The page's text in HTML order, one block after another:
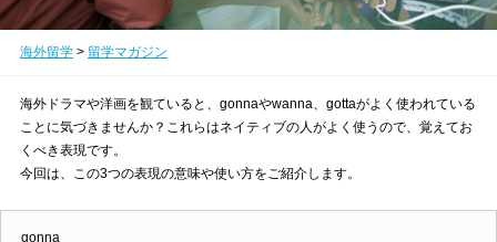
海外留学> 留学マガジン
海外ドラマや洋画を観ていると、gonnaやwanna、gottaがよく使われている
ことに気づきませんか？これらはネイティブの人がよく使うので、覚えてお
くべき表現です。
今回は、この3つの表現の意味や使い方をご紹介します。
gonna